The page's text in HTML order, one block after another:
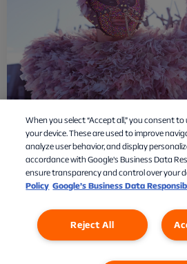
OUTflix
49,-/mån
Internationell streamingtjänst med
HBTQI-communityt.
Läs mer
When you select “Accept all,” you consent
your device. These are used to improve
analyze user behavior, and display
accordance with Google's Business Data
ensure transparency and control over your
Policy Google’s Business Data
Reject All